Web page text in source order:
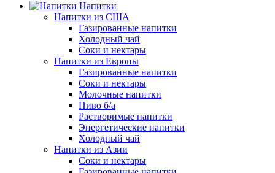
Напитки
Напитки из США
Газированные напитки
Холодный чай
Соки и нектары
Напитки из Европы
Газированные напитки
Соки и нектары
Молочные напитки
Пиво б/а
Растворимые напитки
Энергетические напитки
Холодный чай
Напитки из Азии
Соки и нектары